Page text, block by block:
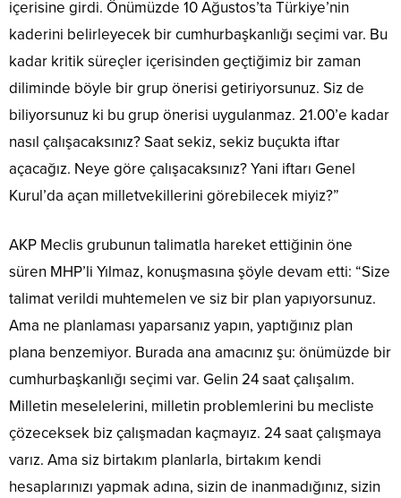
içerisine girdi. Önümüzde 10 Ağustos’ta Türkiye’nin
kaderini belirleyecek bir cumhurbaşkanlığı seçimi var. Bu
kadar kritik süreçler içerisinden geçtiğimiz bir zaman
diliminde böyle bir grup önerisi getiriyorsunuz. Siz de
biliyorsunuz ki bu grup önerisi uygulanmaz. 21.00’e kadar
nasıl çalışacaksınız? Saat sekiz, sekiz buçukta iftar
açacağız. Neye göre çalışacaksınız? Yani iftarı Genel
Kurul’da açan milletvekillerini görebilecek miyiz?”
AKP Meclis grubunun talimatla hareket ettiğinin öne
süren MHP’li Yılmaz, konuşmasına şöyle devam etti: “Size
talimat verildi muhtemelen ve siz bir plan yapıyorsunuz.
Ama ne planlaması yaparsanız yapın, yaptığınız plan
plana benzemiyor. Burada ana amacınız şu: önümüzde bir
cumhurbaşkanlığı seçimi var. Gelin 24 saat çalışalım.
Milletin meselelerini, milletin problemlerini bu mecliste
çözeceksek biz çalışmadan kaçmayız. 24 saat çalışmaya
varız. Ama siz birtakım planlarla, birtakım kendi
hesaplarınızı yapmak adına, sizin de inanmadığınız, sizin